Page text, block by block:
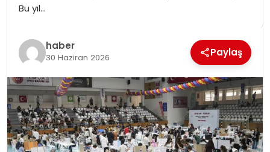
Bu yıl…
haber
30 Haziran 2026 Paylaş